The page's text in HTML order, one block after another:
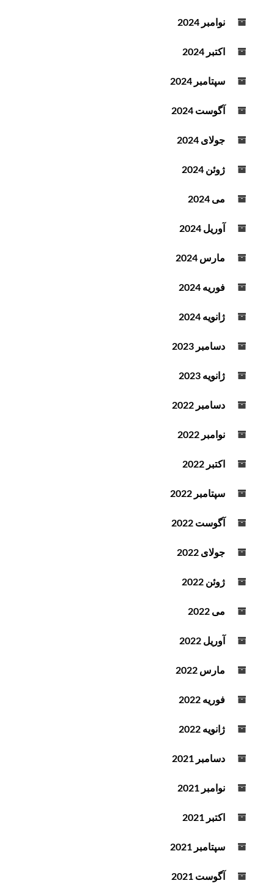
نوامبر 2024
اکتبر 2024
سپتامبر 2024
آگوست 2024
جولای 2024
ژوئن 2024
می 2024
آوریل 2024
مارس 2024
فوریه 2024
ژانویه 2024
دسامبر 2023
ژانویه 2023
دسامبر 2022
نوامبر 2022
اکتبر 2022
سپتامبر 2022
آگوست 2022
جولای 2022
ژوئن 2022
می 2022
آوریل 2022
مارس 2022
فوریه 2022
ژانویه 2022
دسامبر 2021
نوامبر 2021
اکتبر 2021
سپتامبر 2021
آگوست 2021